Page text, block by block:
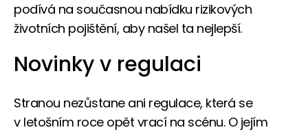
podívá na současnou nabídku rizikových
životních pojištění, aby našel ta nejlepší.
Novinky v regulaci
Stranou nezůstane ani regulace, která se
v letošním roce opět vrací na scénu. O jejím